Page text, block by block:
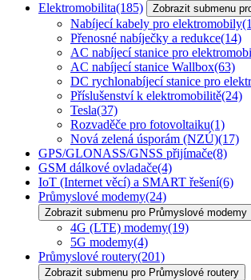
Elektromobilita(185) Zobrazit submenu
Nabíjecí kabely pro elektromobily
Přenosné nabíječky a redukce(14)
AC nabíjecí stanice pro
AC nabíjecí stanice Wallbox(63)
DC rychlonabíjecí stanice pro
Příslušenství k elektromobilitě(24)
Tesla(37)
Rozvaděče pro fotovoltaiku(1)
Nová zelená úsporám (NZÚ)(17)
GPS/GLONASS/GNSS přijímače(8)
GSM dálkové ovladače(4)
IoT (Internet věcí) a SMART řešení(6)
Průmyslové modemy(24)
Zobrazit submenu pro Průmyslové modemy
4G (LTE) modemy(19)
5G modemy(4)
Průmyslové routery(201)
Zobrazit submenu pro Průmyslové routery